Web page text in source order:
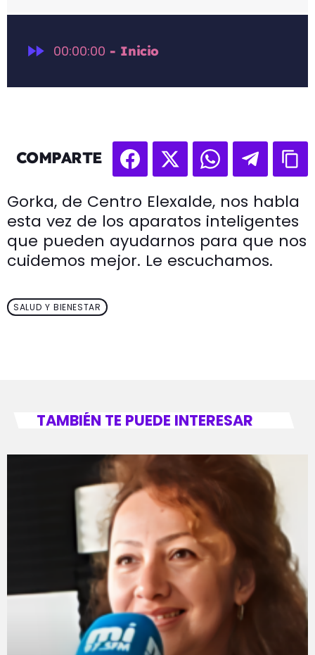
fast_forward 00:00:00 - Inicio
COMPARTE
Gorka, de Centro Elexalde, nos habla
esta vez de los aparatos inteligentes
que pueden ayudarnos para que nos
cuidemos mejor. Le escuchamos.
SALUD Y BIENESTAR
TAMBIÉN TE PUEDE INTERESAR
fast_forward 00:00:00 - Inicio